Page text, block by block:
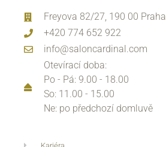
Freyova 82/27, 190 00 Praha
+420 774 652 922
info@saloncardinal.com
Otevírací doba:
Po - Pá: 9.00 - 18.00
So: 11.00 - 15.00
Ne: po předchozí domluvě